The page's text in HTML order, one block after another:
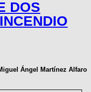
DOS
Ángel Martínez Alfaro